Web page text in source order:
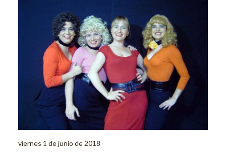
viernes 1 de junio de 2018